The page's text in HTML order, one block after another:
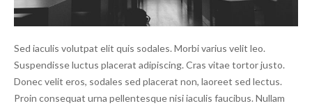
Sed iaculis volutpat elit quis sodales. Morbi varius velit leo.
Suspendisse luctus placerat adipiscing. Cras vitae tortor justo.
Donec velit eros, sodales sed placerat non, laoreet sed lectus.
Proin consequat urna pellentesque nisi iaculis faucibus. Nullam